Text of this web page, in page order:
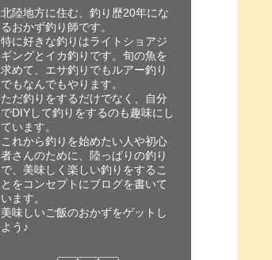
北陸地方に住む、釣り歴20年にな
るおかず釣り師です。
特に好きな釣りはライトショアジ
ギングとイカ釣りです。旬の魚を
求めて、エサ釣りでもルアー釣り
でもなんでもやります。
ただ釣りをするだけでなく、自分
でDIYして釣りをするのも趣味にし
ています。
これから釣りを始めたい人や初心
者さんのために、陸っぱりの釣り
で、美味しく楽しい釣りをするこ
とをコンセプトにブログを書いて
います。
美味しいご飯のおかずをゲットし
よう♪